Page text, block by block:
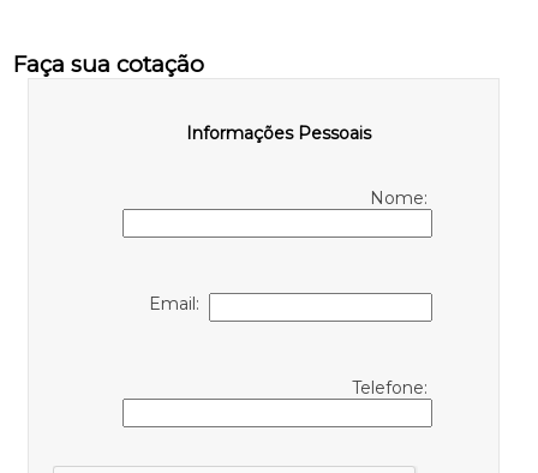
Faça sua cotação
Informações Pessoais
Nome:
Email:
Telefone: